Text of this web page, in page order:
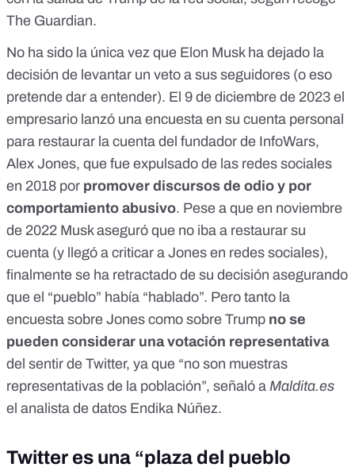
The Guardian.
No ha sido la única vez que Elon Musk ha dejado la
decisión de levantar un veto a sus seguidores (o eso
pretende dar a entender). El 9 de diciembre de 2023 el
empresario lanzó una encuesta en su cuenta personal
para restaurar la cuenta del fundador de InfoWars,
Alex Jones, que fue expulsado de las redes sociales
en 2018 por promover discursos de odio y por
comportamiento abusivo. Pese a que en noviembre
de 2022 Musk aseguró que no iba a restaurar su
cuenta (y llegó a criticar a Jones en redes sociales),
finalmente se ha retractado de su decisión asegurando
que el “pueblo” había “hablado”. Pero tanto la
encuesta sobre Jones como sobre Trump no se
pueden considerar unavotación representativa
del sentir de Twitter, ya que “no son muestras
representativas de la población”, señaló a Maldita.es
el analista de datos Endika Núñez.
Twitter es una “plaza del pueblo